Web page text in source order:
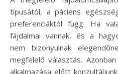
típusától, a páciens
preferenciáktól függ. Ha
fájdalmai vannak, és a
nem bizonyulnak
megfelelő választás.
alkalmazása előtt